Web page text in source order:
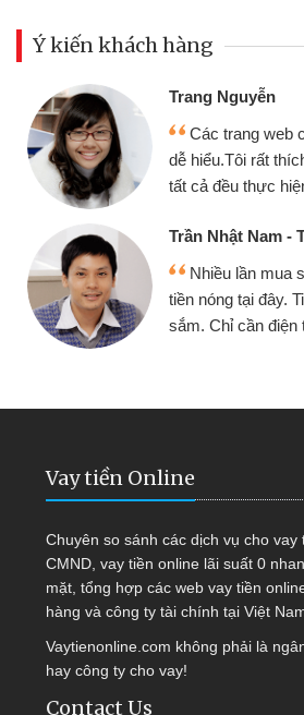
Ý kiến khách hàng
vay
mua
Đoàn Hữu
Mình
nhưng thật
không cần
Cấn Văn
Tôi kinh
hàng, nhờ
quyết
Vay tiền Online
Chuyên so sánh các dịch vụ cho
CMND, vay tiền online lãi suất 0
mặt, tổng hợp các web vay tiền
hàng và công ty tài chính tại Việt
Vaytienonline.com không phải là
hay công ty cho vay!
Contact Us